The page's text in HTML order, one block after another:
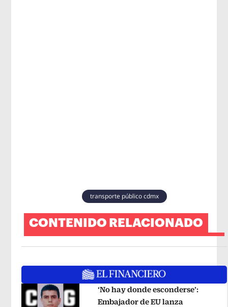
transporte público cdmx
CONTENIDO RELACIONADO
‘No hay donde esconderse’:
Embajador de EU lanza